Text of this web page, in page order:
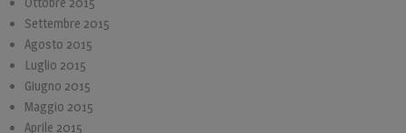
Settembre 2015
Agosto 2015
Luglio 2015
Giugno 2015
Maggio 2015
Aprile 2015